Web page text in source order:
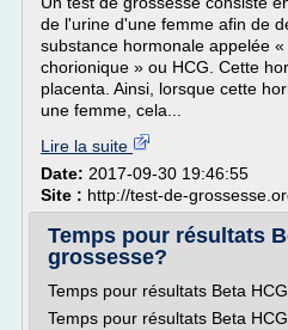
de l'urine d'une femme afin de
substance hormonale appelée
chorionique » ou HCG. Cette
placenta. Ainsi, lorsque cette
une femme, cela...
Lire la suite
Date: 2017-09-30 19:46:55
Site : http://test-de-
Temps pour résultats
grossesse?
Temps pour résultats Beta
Temps pour résultats Beta